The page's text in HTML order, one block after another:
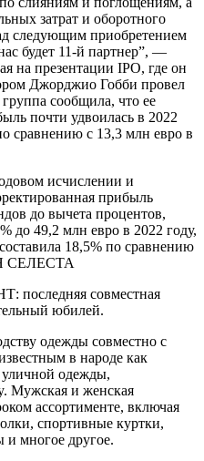
затрат и оборотного
следующим приобретением
будет 11-й партнер”, —
на презентации IPO, где он
Джорджио Гобби провел
сообщила, что ее
почти удвоилась в 2022
сравнению с 13,3 млн евро в
исчислении и
прибыль
до вычета процентов,
до 49,2 млн евро в 2022 году,
18,5% по сравнению
СЕЛЕСТА
совместная
юбилей.
одежды совместно с
в народе как
уличной одежды,
Мужская и женская
ассортименте, включая
спортивные куртки,
и многое другое.